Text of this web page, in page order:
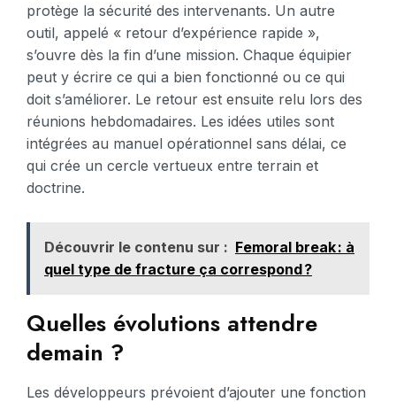
protège la sécurité des intervenants. Un autre
outil, appelé « retour d’expérience rapide »,
s’ouvre dès la fin d’une mission. Chaque équipier
peut y écrire ce qui a bien fonctionné ou ce qui
doit s’améliorer. Le retour est ensuite relu lors des
réunions hebdomadaires. Les idées utiles sont
intégrées au manuel opérationnel sans délai, ce
qui crée un cercle vertueux entre terrain et
doctrine.
Découvrir le contenu sur : Femoral break : à
quel type de fracture ça correspond ?
Quelles évolutions attendre
demain ?
Les développeurs prévoient d’ajouter une fonction